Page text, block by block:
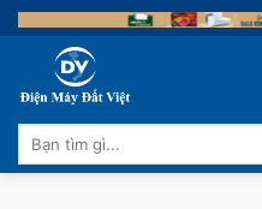
Skip
to
content
Tìm
kiếm: